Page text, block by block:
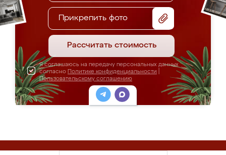
Прикрепить фото
Рассчитать стоимость
Я соглашаюсь на передачу персональных данных
согласно Политике конфиденциальности
Пользовательскому соглашению